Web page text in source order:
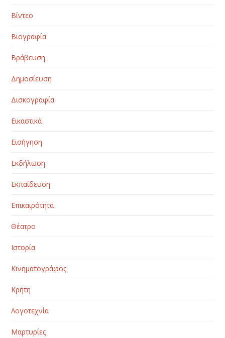
Βίντεο
Βιογραφία
Βράβευση
Δημοσίευση
Δισκογραφία
Εικαστικά
Εισήγηση
Εκδήλωση
Εκπαίδευση
Επικαιρότητα
Θέατρο
Ιστορία
Κινηματογράφος
Κρήτη
Λογοτεχνία
Μαρτυρίες